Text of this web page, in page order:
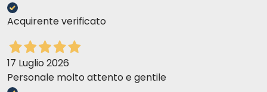
Acquirente verificato
17 Luglio 2026
Personale molto attento e gentile